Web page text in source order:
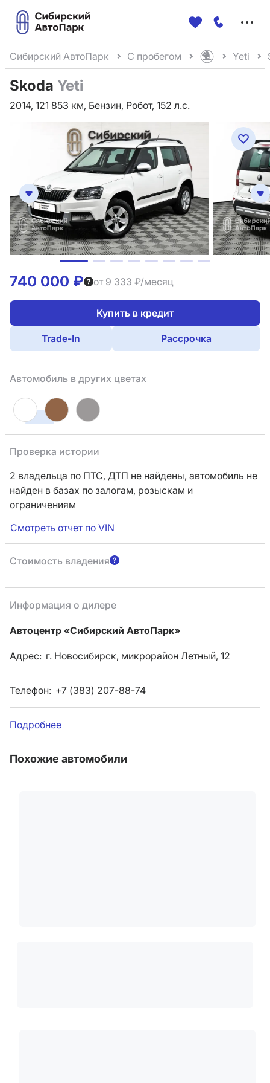
Сибирский АвтоПарк С пробегом Yeti
Skoda Yeti
2014, 121 853 км, Бензин, Робот, 152 л.с.
740 000 ₽ от 9 333 ₽/месяц
Купить в кредит
Trade-In Рассрочка
Автомобиль в других цветах
Проверка истории
2 владельца по ПТС, ДТП не найдены, автомобиль не
найден в базах по залогам, розыскам и
ограничениям
Смотреть отчет по VIN
Стоимость владения
Информация о дилере
Автоцентр «Сибирский АвтоПарк»
Адрес: г. Новосибирск, микрорайон Летный, 12
Телефон: +7 (383) 207-88-74
Подробнее
Похожие автомобили